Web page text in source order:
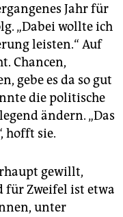
Jahr für
„Dabei wollte ich
leisten.“ Auf
Chancen,
gebe es da so gut
die politische
ändern. „Das
hofft sie.
gewillt,
für Zweifel ist etwa
unter